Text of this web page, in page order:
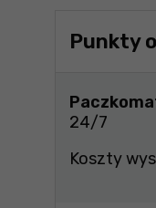
Punkty
24/7
Koszty